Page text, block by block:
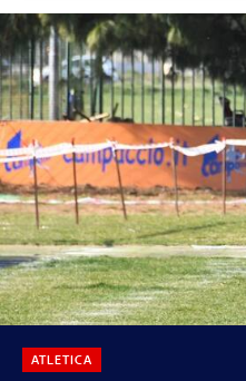
ATLETICA